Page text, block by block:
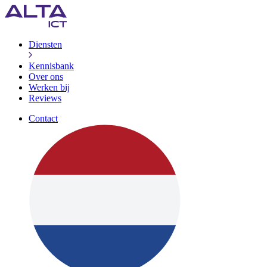
Diensten
Kennisbank
Over ons
Werken bij
Reviews
Contact